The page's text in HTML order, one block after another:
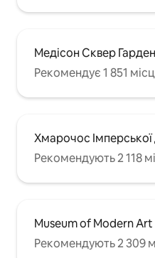
Медісон Сквер Гарден
Рекомендує 1 851
Хмарочос
Рекомендують 2 118
Museum of Modern Art
Рекомендують 2 309